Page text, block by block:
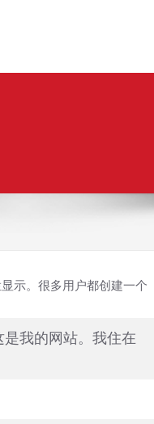
示。很多用户都创建一个
我的网站。我住在